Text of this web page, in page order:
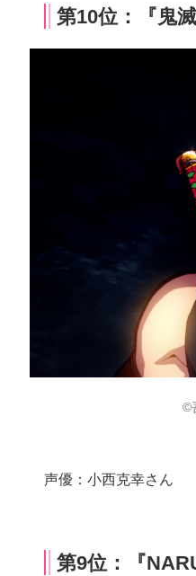
第10位：『鬼
©
声優：小西克幸さん
第9位：『